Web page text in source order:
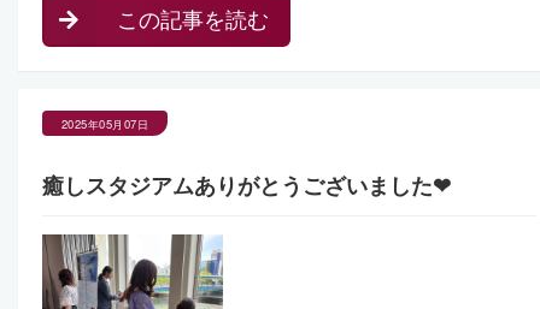
この記事を読む
2025年05月07日
癒しスタジアムありがとうございました❤︎